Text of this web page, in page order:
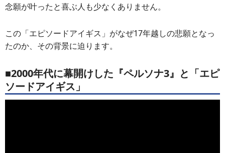
念願が叶ったと喜ぶ人も少なくありません。
この「エピソードアイギス」がなぜ17年越しの悲願となっ
たのか、その背景に迫ります。
■2000年代に幕開けした『ペルソナ3』と「エピ
ソードアイギス」